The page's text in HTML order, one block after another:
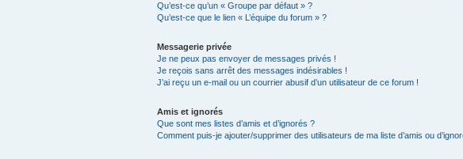
Qu’est-ce qu’un « Groupe par défaut » ?
Qu’est-ce que le lien « L’équipe du forum » ?
Messagerie privée
Je ne peux pas envoyer de messages privés !
Je reçois sans arrêt des messages indésirables !
J’ai reçu un e-mail ou un courrier abusif d’un utilisateur de ce forum !
Amis et ignorés
Que sont mes listes d’amis et d’ignorés ?
Comment puis-je ajouter/supprimer des utilisateurs de ma liste d’amis ou